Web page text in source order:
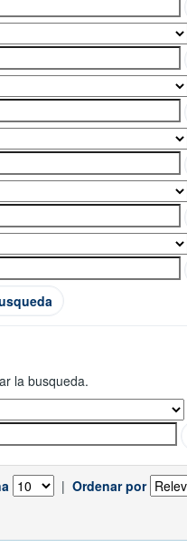
la busqueda.
| Ordenar por